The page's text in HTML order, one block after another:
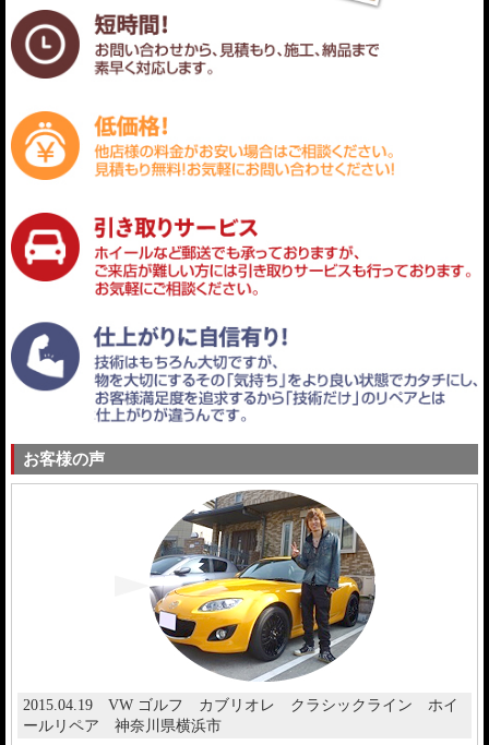
お客様の声
2015.04.19 VW ゴルフ カブリオレ クラシックライン ホイ
ールリペア 神奈川県横浜市